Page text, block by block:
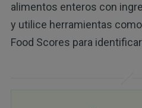
alimentos enteros con
y utilice herramientas
Food Scores para